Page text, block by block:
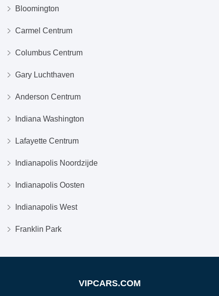
Bloomington
Carmel Centrum
Columbus Centrum
Gary Luchthaven
Anderson Centrum
Indiana Washington
Lafayette Centrum
Indianapolis Noordzijde
Indianapolis Oosten
Indianapolis West
Franklin Park
VIPCARS.COM